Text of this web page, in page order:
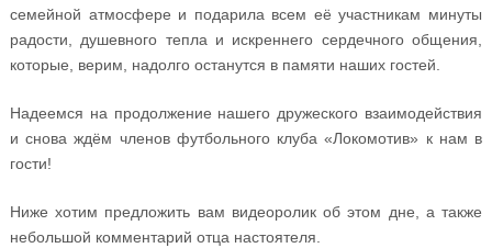
семейной атмосфере и подарила всем её участникам минуты
радости, душевного тепла и искреннего сердечного общения,
которые, верим, надолго останутся в памяти наших гостей.
Надеемся на продолжение нашего дружеского взаимодействия
и снова ждём членов футбольного клуба «Локомотив» к нам в
гости!
Ниже хотим предложить вам видеоролик об этом дне, а также
небольшой комментарий отца настоятеля.